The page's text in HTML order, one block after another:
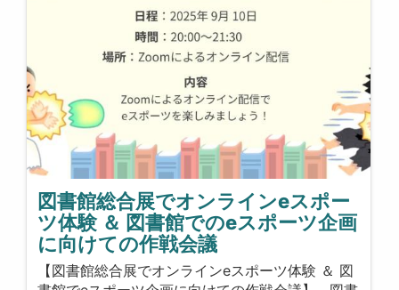
図書館総合展でオンラインeスポー
ツ体験 ＆ 図書館でのeスポーツ企画
に向けての作戦会議
【図書館総合展でオンラインeスポーツ体験 ＆ 図